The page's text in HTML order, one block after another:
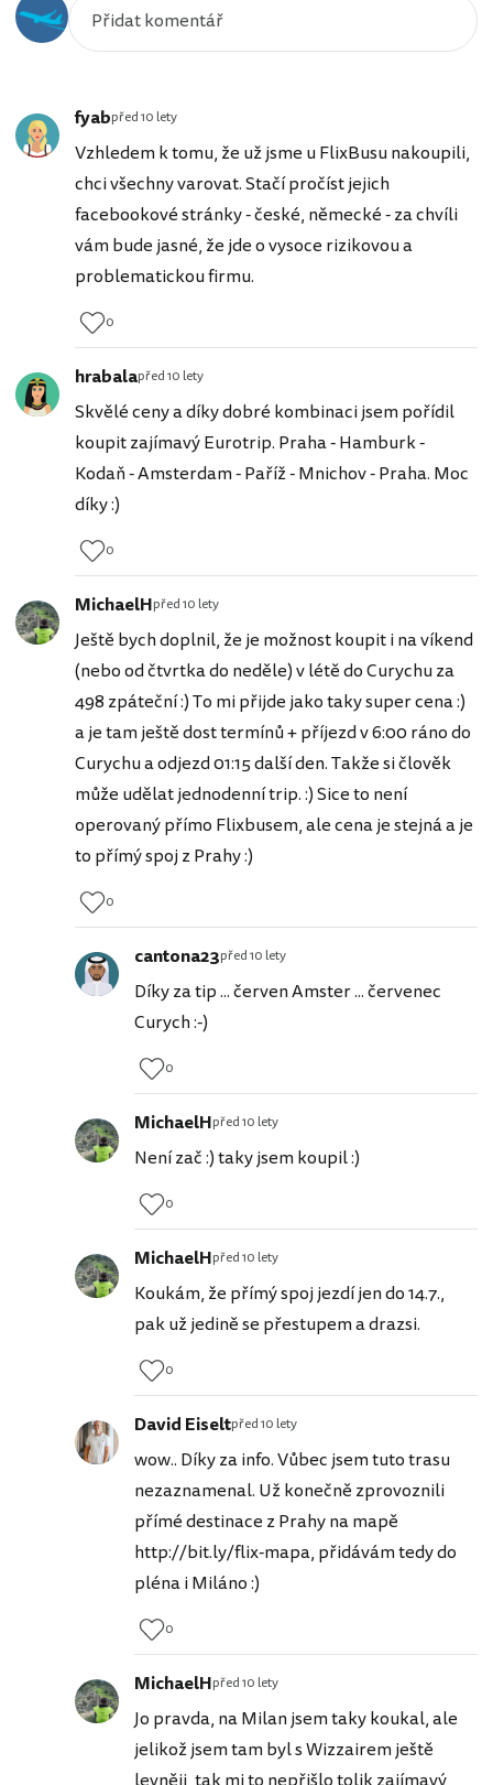
fyabpřed 10 lety
Vzhledem k tomu, že už jsme u FlixBusu nakoupili,
chci všechny varovat. Stačí pročíst jejich
facebookové stránky - české, německé - za chvíli
vám bude jasné, že jde o vysoce rizikovou a
problematickou firmu.
0
hrabalapřed 10 lety
Skvělé ceny a díky dobré kombinaci jsem pořídil
koupit zajímavý Eurotrip. Praha - Hamburk -
Kodaň - Amsterdam - Paříž - Mnichov - Praha. Moc
díky :)
0
MichaelHpřed 10 lety
Ještě bych doplnil, že je možnost koupit i na víkend
(nebo od čtvrtka do neděle) v létě do Curychu za
498 zpáteční :) To mi přijde jako taky super cena :)
a je tam ještě dost termínů + příjezd v 6:00 ráno do
Curychu a odjezd 01:15 další den. Takže si člověk
může udělat jednodenní trip. :) Sice to není
operovaný přímo Flixbusem, ale cena je stejná a je
to přímý spoj z Prahy :)
0
cantona23před 10 lety
Díky za tip ... červen Amster ... červenec
Curych :-)
0
MichaelHpřed 10 lety
Není zač :) taky jsem koupil :)
0
MichaelHpřed 10 lety
Koukám, že přímý spoj jezdí jen do 14.7.,
pak už jedině se přestupem a drazsi.
0
David Eiseltpřed 10 lety
wow.. Díky za info. Vůbec jsem tuto trasu
nezaznamenal. Už konečně zprovoznili
přímé destinace z Prahy na mapě
http://bit.ly/flix-mapa, přidávám tedy do
pléna i Miláno :)
0
MichaelHpřed 10 lety
Jo pravda, na Milan jsem taky koukal, ale
jelikož jsem tam byl s Wizzairem ještě